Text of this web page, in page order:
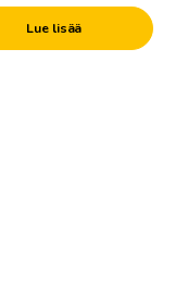
Lue lisää